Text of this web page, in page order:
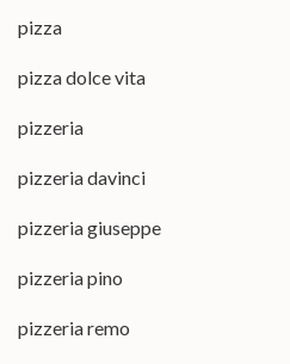
pizza
pizza dolce vita
pizzeria
pizzeria davinci
pizzeria giuseppe
pizzeria pino
pizzeria remo